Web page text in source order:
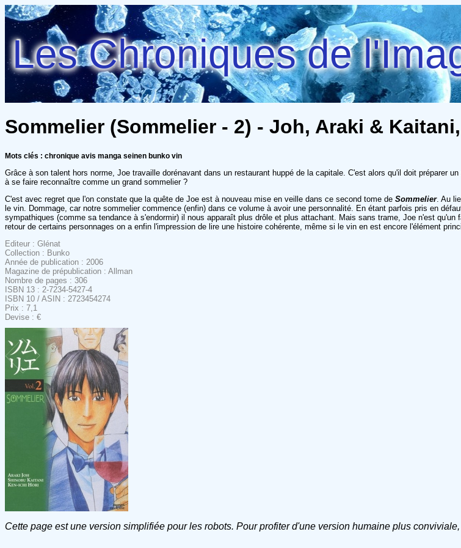
Les Chroniques de
Sommelier (Sommelier - 2) - Joh, Araki &
Mots clés : chronique avis manga seinen bunko vin
Grâce à son talent hors norme, Joe travaille dorénavant dans un restaurant huppé de la capitale. C'est alors qu'il doit préparer
à se faire reconnaître comme un grand sommelier ?
C'est avec regret que l'on constate que la quête de Joe est à nouveau mise en veille dans ce second tome de Sommelier. Au
le vin. Dommage, car notre sommelier commence (enfin) dans ce volume à avoir une personnalité. En étant parfois pris en
sympathiques (comme sa tendance à s'endormir) il nous apparaît plus drôle et plus attachant. Mais sans trame, Joe n'est
retour de certains personnages on a enfin l'impression de lire une histoire cohérente, même si le vin en est encore l'élément
Editeur : Glénat
Collection : Bunko
Année de publication : 2006
Magazine de prépublication : Allman
Nombre de pages : 306
ISBN 13 : 2-7234-5427-4
ISBN 10 / ASIN : 2723454274
Prix : 7,1
Devise : €
Cette page est une version simplifiée pour les robots. Pour profiter d'une version humaine plus